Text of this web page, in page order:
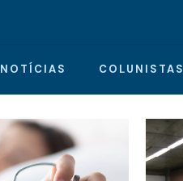
NOTÍCIAS COLUNISTAS